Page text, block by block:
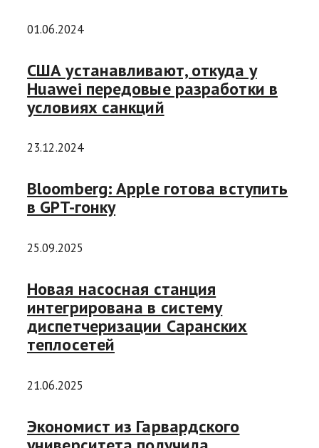
01.06.2024
США устанавливают, откуда у
Huawei передовые разработки в
условиях санкций
23.12.2024
Bloomberg: Apple готова вступить
в GPT-гонку
25.09.2025
Новая насосная станция
интегрирована в систему
диспетчеризации Саранских
теплосетей
21.06.2025
Экономист из Гарвардского